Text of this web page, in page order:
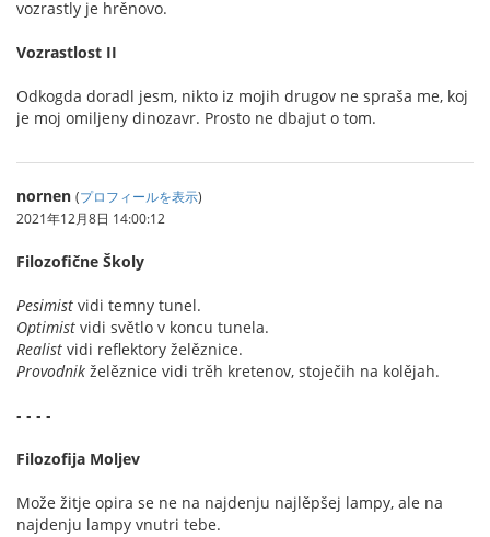
vozrastly je hrěnovo.
Vozrastlost II
Odkogda doradl jesm, nikto iz mojih drugov ne spraša me, koj
je moj omiljeny dinozavr. Prosto ne dbajut o tom.
nornen (プロフィールを表示)
2021年12月8日 14:00:12
Filozofične Školy
Pesimist vidi temny tunel.
Optimist vidi světlo v koncu tunela.
Realist vidi reflektory želěznice.
Provodnik želěznice vidi trěh kretenov, stoječih na kolějah.
- - - -
Filozofija Moljev
Može žitje opira se ne na najdenju najlěpšej lampy, ale na
najdenju lampy vnutri tebe.